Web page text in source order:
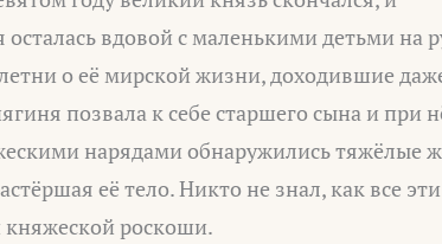
вдовой с маленькими детьми на
о её мирской жизни, доходившие
позвала к себе старшего сына и при
нарядами обнаружились тяжёлые
её тело. Никто не знал, как все
роскоши.